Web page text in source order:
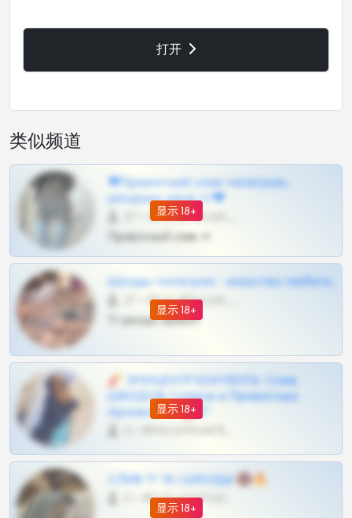
打开
类似频道
显示 18+
❤Приватный слив телеграм,
шкодных шкур тг❤
Приватный слив тг
显示 18+
Шкоды телеграм - искуство любить
Тг шкоды приват
显示 18+
🧨 ЭПИЦЕНТР КОНТЕНТА: Слив
ШКОДОВ Сливов и Приватных
Архивов ТГ 🔞💎
显示 18+
СЛИВ ТГ 18 | ШКОДЫ 🔞🔥